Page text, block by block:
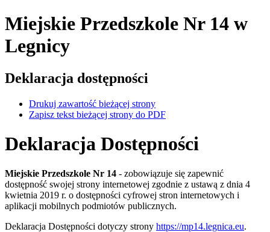
Miejskie Przedszkole Nr 14 w
Legnicy
Deklaracja dostępności
Drukuj zawartość bieżącej strony
Zapisz tekst bieżącej strony do PDF
Deklaracja Dostępności
Miejskie Przedszkole Nr 14 - zobowiązuje się zapewnić
dostępność swojej strony internetowej zgodnie z ustawą z dnia 4
kwietnia 2019 r. o dostępności cyfrowej stron internetowych i
aplikacji mobilnych podmiotów publicznych.
Deklaracja Dostępności dotyczy strony https://mp14.legnica.eu.